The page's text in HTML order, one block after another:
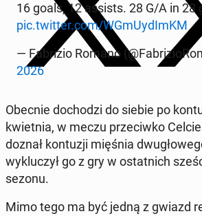
16 goals, 12 assists. 28 G/A in 28
pic.twitter.com/WGmUy­dImKM
— Fa­bri­zio Romano
2026
Obecnie do­cho­dzi do siebie po
kwiet­nia, w meczu prze­ciw­ko
doznał kon­tu­zji mięśnia
wy­klu­czył go z gry w ostat­nich
sezonu.
Mimo tego ma być jedną z gwiazd